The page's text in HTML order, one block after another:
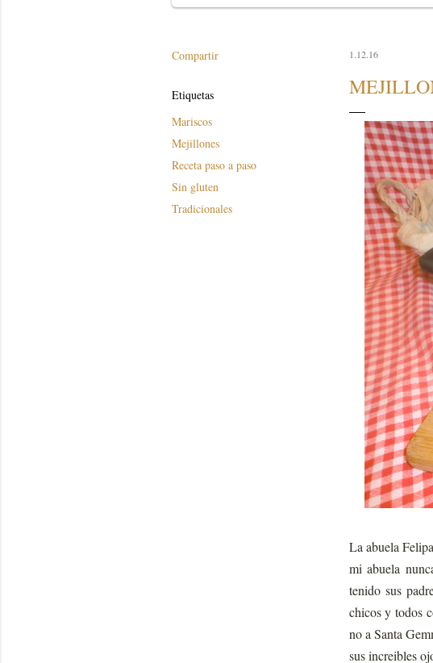
Compartir
Etiquetas
Mariscos
Mejillones
Receta paso a paso
Sin gluten
Tradicionales
1.12.16
La abuela
mi abuela
tenido sus
chicos y todos
no a Santa
sus increibles